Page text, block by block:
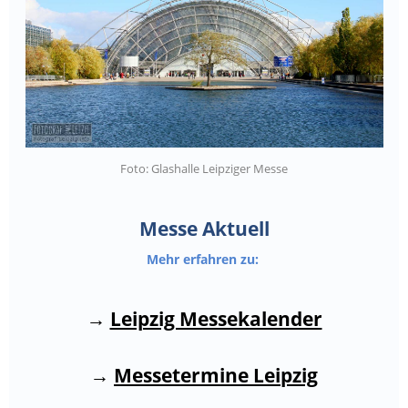
Foto: Glashalle Leipziger Messe
Messe Aktuell
Mehr erfahren zu:
→ Leipzig Messekalender
→ Messetermine Leipzig